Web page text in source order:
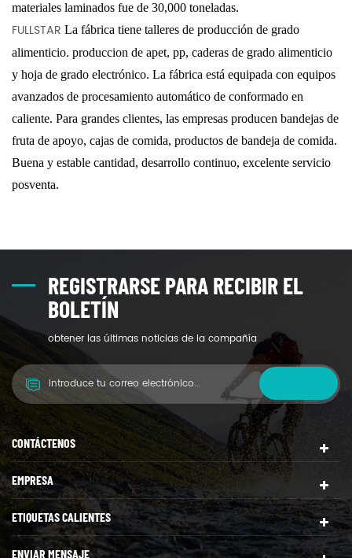
materiales laminados fue de 30,000 toneladas.
FULLSTAR La fábrica tiene talleres de producción de grado
alimenticio. produccion de apet, pp, caderas de grado alimenticio
y hoja de grado electrónico. La fábrica está equipada con equipos
avanzados de procesamiento automático de conformado en
caliente. Para grandes clientes, las empresas producen bandejas de
fruta de apoyo, cajas de comida, productos de bandeja de comida.
Buena y estable cantidad, desarrollo continuo, excelente servicio
posventa.
REGISTRARSE PARA RECIBIR EL
BOLETÍN
obtener las últimas noticias de la compañía
CONTÁCTENOS
EMPRESA
ETIQUETAS CALIENTES
ENVIAR MENSAJE